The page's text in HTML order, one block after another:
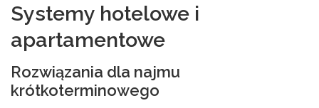
Systemy hotelowe i
apartamentowe
Rozwiązania dla najmu
krótkoterminowego